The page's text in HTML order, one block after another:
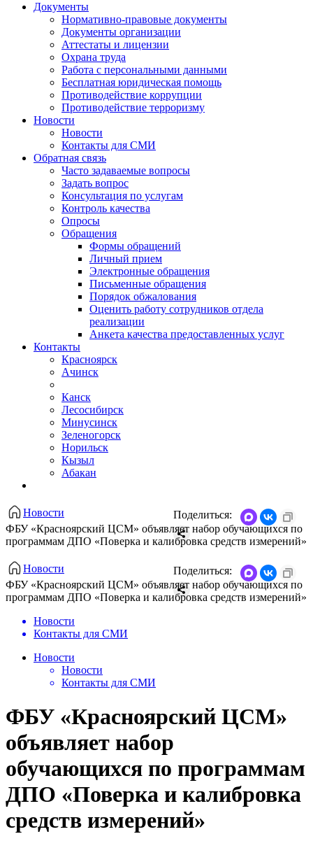
Документы
Нормативно-правовые документы
Документы организации
Аттестаты и лицензии
Охрана труда
Работа с персональными данными
Бесплатная юридическая помощь
Противодействие коррупции
Противодействие терроризму
Новости
Новости
Контакты для СМИ
Обратная связь
Часто задаваемые вопросы
Задать вопрос
Консультация по услугам
Контроль качества
Опросы
Обращения
Формы обращений
Личный прием
Электронные обращения
Письменные обращения
Порядок обжалования
Оценить работу сотрудников отдела
реализации
Анкета качества предоставленных услуг
Контакты
Красноярск
Ачинск
Канск
Лесосибирск
Минусинск
Зеленогорск
Норильск
Кызыл
Абакан
Новости
ФБУ «Красноярский ЦСМ» объявляет набор обучающихся по
программам ДПО «Поверка и калибровка средств измерений»
Поделиться:
Новости
ФБУ «Красноярский ЦСМ» объявляет набор обучающихся по
программам ДПО «Поверка и калибровка средств измерений»
Поделиться:
Новости
Контакты для СМИ
Новости
Новости
Контакты для СМИ
ФБУ «Красноярский ЦСМ»
объявляет набор
обучающихся по программам
ДПО «Поверка и калибровка
средств измерений»